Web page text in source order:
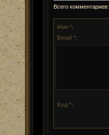
Всего комментариев:
Имя *:
Email *:
Код *: